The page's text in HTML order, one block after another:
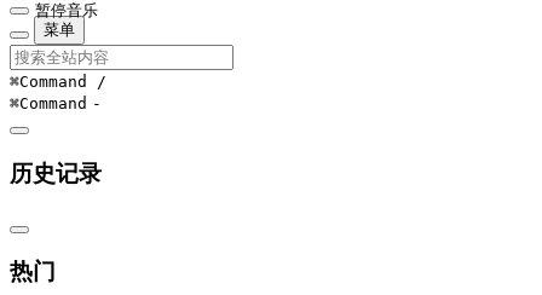
暂停音乐
菜单
⌘Command /
⌘Command -
历史记录
热门